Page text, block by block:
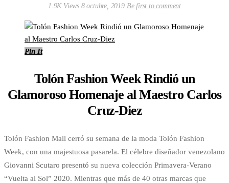
1.9K Views 8 octubre, 2019 Be first to comment
Pin It
Tolón Fashion Week Rindió un
Glamoroso Homenaje al Maestro Carlos
Cruz-Diez
Tolón Fashion Mall cerró su semana de la moda Tolón Fashion
Week, con una majestuosa pasarela. El célebre diseñador venezolano
Giovanni Scutaro presentó su nueva colección Primavera-Verano
“Vuelta al Sol” 2020. Mientras que más de 40 otras marcas que